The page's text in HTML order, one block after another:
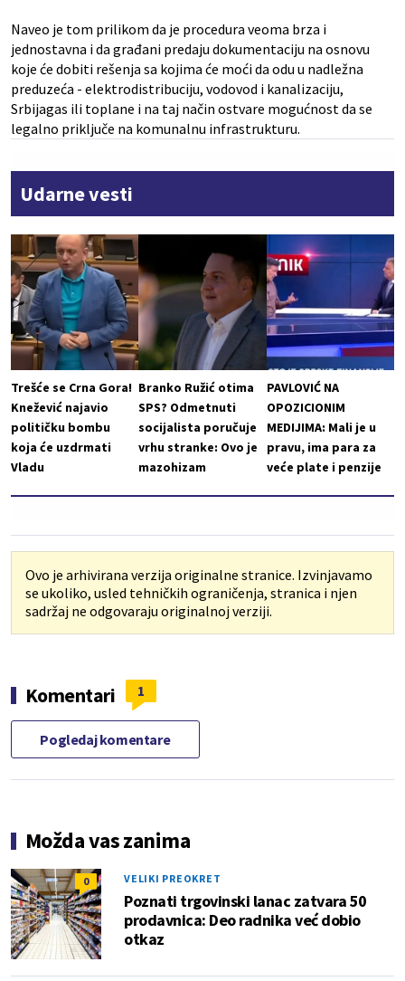
Naveo je tom prilikom da je procedura veoma brza i
jednostavna i da građani predaju dokumentaciju na osnovu
koje će dobiti rešenja sa kojima će moći da odu u nadležna
preduzeća - elektrodistribuciju, vodovod i kanalizaciju,
Srbijagas ili toplane i na taj način ostvare mogućnost da se
legalno priključe na komunalnu infrastrukturu.
Udarne vesti
Trešće se Crna Gora!
Knežević najavio
političku bombu
koja će uzdrmati
Vladu
Branko Ružić otima
SPS? Odmetnuti
socijalista poručuje
vrhu stranke: Ovo je
mazohizam
PAVLOVIĆ NA
OPOZICIONIM
MEDIJIMA: Mali je u
pravu, ima para za
veće plate i penzije
Ovo je arhivirana verzija originalne stranice. Izvinjavamo
se ukoliko, usled tehničkih ograničenja, stranica i njen
sadržaj ne odgovaraju originalnoj verziji.
Komentari 1
Pogledaj komentare
Možda vas zanima
0 VELIKI PREOKRET
Poznati trgovinski lanac zatvara 50
prodavnica: Deo radnika već dobio
otkaz